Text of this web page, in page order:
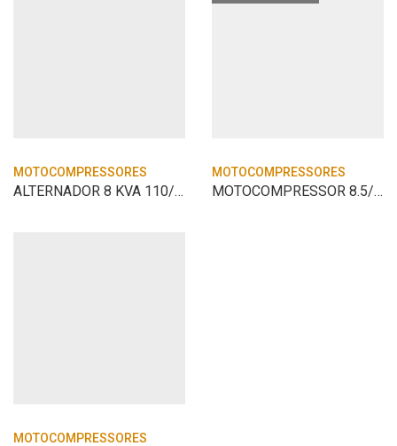
MOTOCOMPRESSORES
ALTERNADOR 8 KVA 110/220V TRIFASICO TOYA
MOTOCOMPRESSORES
MOTOCOMPRESSOR 8.5/25 2HP 127V SCHULZ PR
MOTOCOMPRESSORES